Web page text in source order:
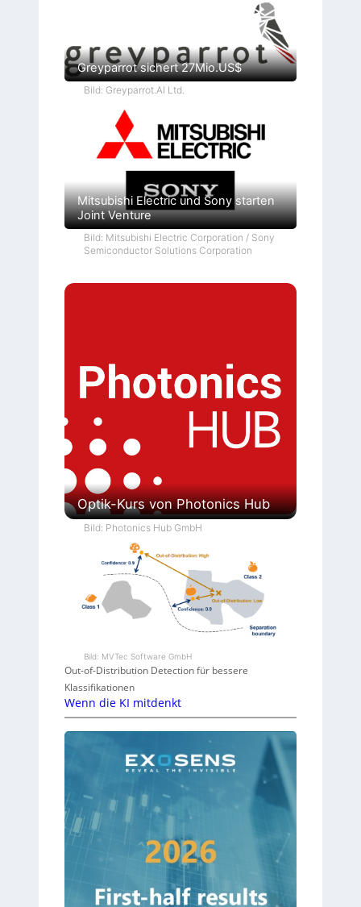
Greyparrot sichert 27Mio.US$
Bild: Greyparrot.AI Ltd.
Mitsubishi Electric und Sony starten
Joint Venture
Bild: Mitsubishi Electric Corporation / Sony
Semiconductor Solutions Corporation
Optik-Kurs von Photonics Hub
Bild: Photonics Hub GmbH
Bild: MVTec Software GmbH
Out-of-Distribution Detection für bessere
Klassifikationen
Wenn die KI mitdenkt